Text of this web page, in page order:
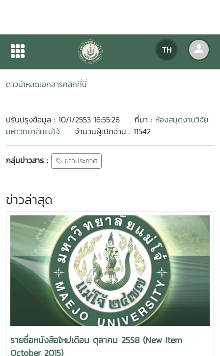
TH
เปิดให้บริการ ห้องสมุดงานวิจัย
รายละเอียดข่าวสาร
ดาวน์โหลดเอกสารคลิกที่นี่
ปรับปรุงข้อมูล : 10/1/2553 16:55:26 ที่มา : ห้องสมุดงานวิจัย
มหาวิทยาลัยแม่โจ้
จำนวนผู้เปิดอ่าน : 11542
กลุ่มข่าวสาร : ข่าวประกาศ
ข่าวล่าสุด
รายชื่อหนังสือใหม่เดือน ตุลาคม 2558 (New Item
October 2015)